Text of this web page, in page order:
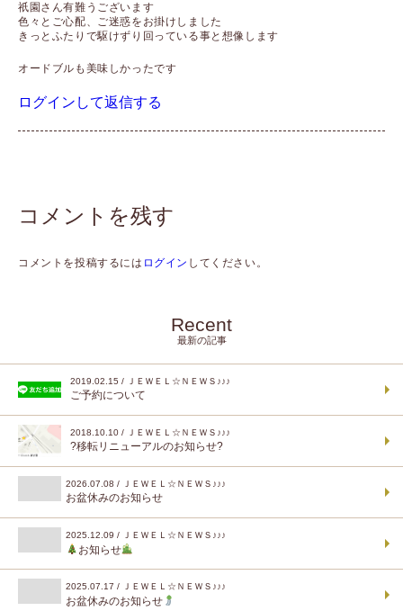
祇園さん有難うございます
色々とご心配、ご迷惑をお掛けしました
きっとふたりで駆けずり回っている事と想像します
オードブルも美味しかったです
ログインして返信する
コメントを残す
コメントを投稿するには ログイン してください。
Recent
最新の記事
2019.02.15 / ＪＥＷＥＬ☆ＮＥＷＳ♪♪♪
ご予約について
2018.10.10 / ＪＥＷＥＬ☆ＮＥＷＳ♪♪♪
?移転リニューアルのお知らせ?
2026.07.08 / ＪＥＷＥＬ☆ＮＥＷＳ♪♪♪
お盆休みのお知らせ
2025.12.09 / ＪＥＷＥＬ☆ＮＥＷＳ♪♪♪
お知らせ
2025.07.17 / ＪＥＷＥＬ☆ＮＥＷＳ♪♪♪
お盆休みのお知らせ